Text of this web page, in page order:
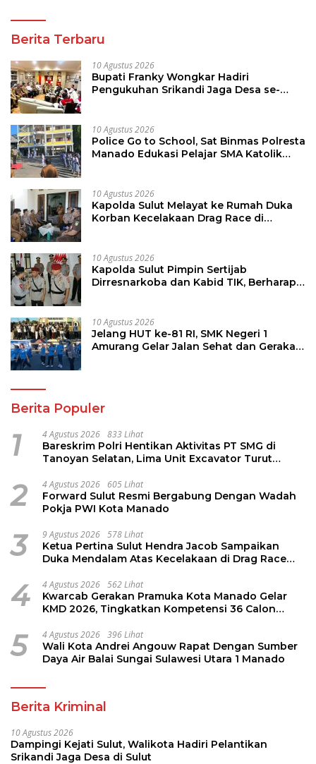
Berita Terbaru
10 Agustus 2026
Bupati Franky Wongkar Hadiri
Pengukuhan Srikandi Jaga Desa se-
10 Agustus 2026
Police Go to School, Sat Binmas Polresta
Manado Edukasi Pelajar SMA Katolik
10 Agustus 2026
Kapolda Sulut Melayat ke Rumah Duka
Korban Kecelakaan Drag Race di
10 Agustus 2026
Kapolda Sulut Pimpin Sertijab
Dirresnarkoba dan Kabid TIK, Berharap
10 Agustus 2026
Jelang HUT ke-81 RI, SMK Negeri 1
Amurang Gelar Jalan Sehat dan Gerakan
Berita Populer
1 4 Agustus 2026 833 Lihat
Bareskrim Polri Hentikan Aktivitas PT SMG di
Tanoyan Selatan, Lima Unit Excavator Turut
2 4 Agustus 2026 605 Lihat
Forward Sulut Resmi Bergabung Dengan Wadah
Pokja PWI Kota Manado
3 9 Agustus 2026 578 Lihat
Ketua Pertina Sulut Hendra Jacob Sampaikan
Duka Mendalam Atas Kecelakaan di Drag Race
4 4 Agustus 2026 562 Lihat
Kwarcab Gerakan Pramuka Kota Manado Gelar
KMD 2026, Tingkatkan Kompetensi 36 Calon
5 4 Agustus 2026 396 Lihat
Wali Kota Andrei Angouw Rapat Dengan Sumber
Daya Air Balai Sungai Sulawesi Utara 1 Manado
Berita Kriminal
10 Agustus 2026
Dampingi Kejati Sulut, Walikota Hadiri Pelantikan
Srikandi Jaga Desa di Sulut